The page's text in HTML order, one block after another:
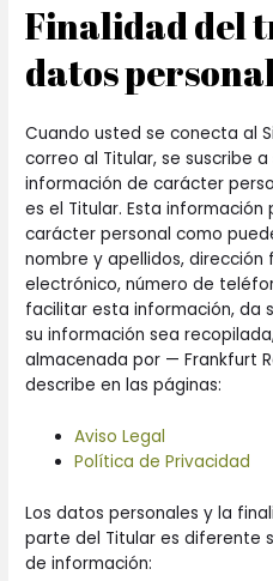
Finalidad del
datos
Cuando usted se conecta al
correo al Titular, se suscribe
información de carácter
es el Titular. Esta
carácter personal como
nombre y apellidos,
electrónico, número de
facilitar esta información, da
su información sea
almacenada por — Frankfurt
describe en las páginas:
Aviso Legal
Política de Privacidad
Los datos personales y la
parte del Titular es diferente
de información: